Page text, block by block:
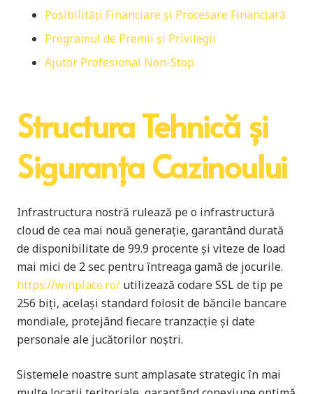
Posibilități Financiare și Procesare Financiară
Programul de Premii și Privilegii
Ajutor Profesional Non-Stop
Structura Tehnică și
Siguranța Cazinoului
Infrastructura nostră rulează pe o infrastructură
cloud de cea mai nouă generație, garantând durată
de disponibilitate de 99.9 procente și viteze de load
mai mici de 2 sec pentru întreaga gamă de jocurile.
https://winplace.ro/ utilizează codare SSL de tip pe
256 biți, același standard folosit de băncile bancare
mondiale, protejând fiecare tranzacție și date
personale ale jucătorilor noștri.
Sistemele noastre sunt amplasate strategic în mai